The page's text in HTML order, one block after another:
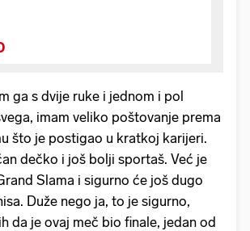
ga s dvije ruke i jednom i pol
imam veliko poštovanje prema
što je postigao u kratkoj karijeri.
dečko i još bolji sportaš. Već je
Slama i sigurno će još dugo
Duže nego ja, to je sigurno,
da je ovaj meč bio finale, jedan od